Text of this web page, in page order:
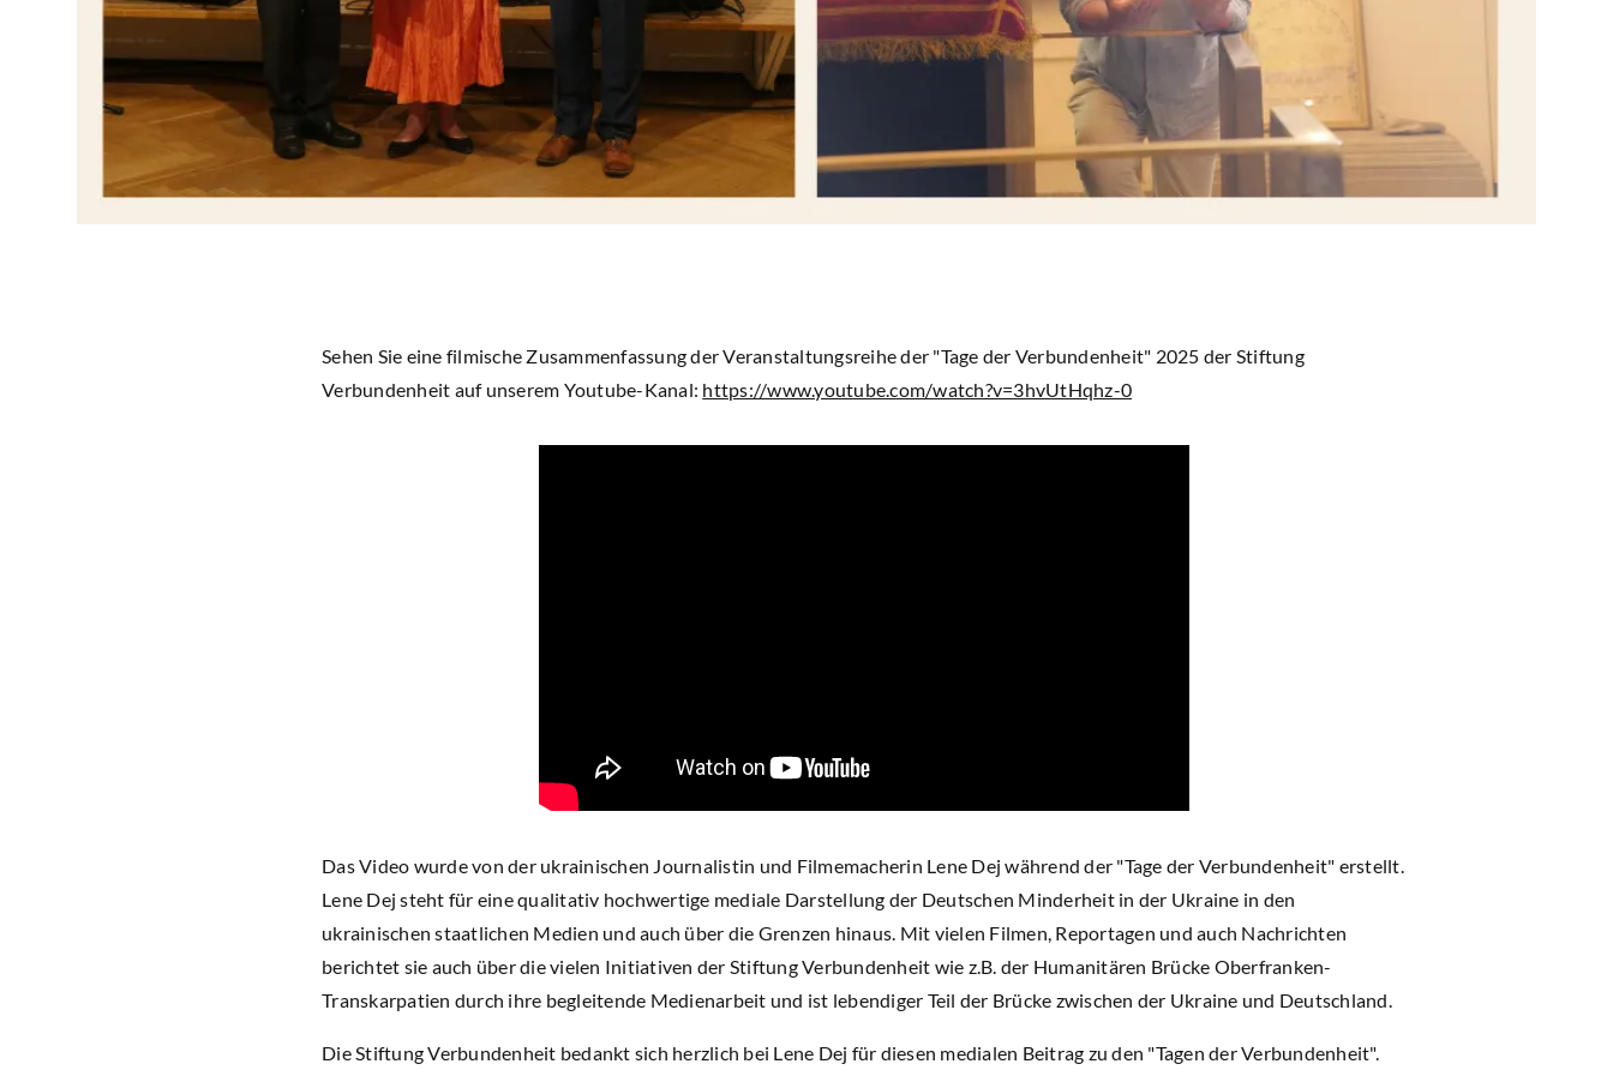
Sehen Sie eine filmische Zusammenfassung der Veranstaltungsreihe der "Tage der Verbundenheit" 2025 der Stiftung
Verbundenheit auf unserem Youtube-Kanal: https://www.youtube.com/watch?v=3hvUtHqhz-0
Das Video wurde von der ukrainischen Journalistin und Filmemacherin Lene Dej während der "Tage der Verbundenheit" erstellt.
Lene Dej steht für eine qualitativ hochwertige mediale Darstellung der Deutschen Minderheit in der Ukraine in den
ukrainischen staatlichen Medien und auch über die Grenzen hinaus. Mit vielen Filmen, Reportagen und auch Nachrichten
berichtet sie auch über die vielen Initiativen der Stiftung Verbundenheit wie z.B. der Humanitären Brücke Oberfranken-
Transkarpatien durch ihre begleitende Medienarbeit und ist lebendiger Teil der Brücke zwischen der Ukraine und Deutschland.
Die Stiftung Verbundenheit bedankt sich herzlich bei Lene Dej für diesen medialen Beitrag zu den "Tagen der Verbundenheit".